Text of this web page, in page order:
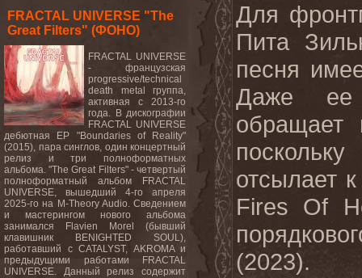
FRACTAL UNIVERSE "The
Great Filters" (ФОНО)
FRACTAL UNIVERSE
- французская
progressive/technical
death metal группа,
активная с 2013-го
года. В дискографии
FRACTAL UNIVERSE
дебютная EP "Boundaries of Reality"
(2015), пара синглов, один концертный
релиз и три полноформатных
альбома. "The Great Filters" - четвертый
полноформатный альбом FRACTAL
UNIVERSE, вышедший 4-го апреля
2025-го на M-Theory Audio. Сведением
и мастерингом нового альбома
занимался Flavien Morel (бывший
клавишник BENIGHTED SOUL),
работавший с CATALYST, AKROMA и
предыдущими работами FRACTAL
UNIVERSE. Данный релиз содержит
Для
Пита
песня
Даже ее
обращает
отсылает
Fires
Of
(2023).